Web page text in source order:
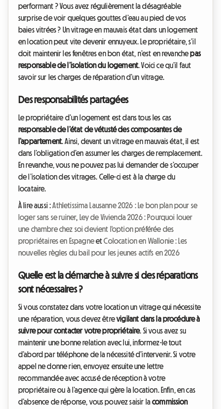
performant ? Vous avez régulièrement la désagréable
surprise de voir quelques gouttes d’eau au pied de vos
baies vitrées ? Un vitrage en mauvais état dans un logement
en location peut vite devenir ennuyeux. Le propriétaire, s’il
doit maintenir les fenêtres en bon état, n’est en revanchepas
responsable de l’isolation du logement. Voici ce qu’il faut
savoir sur les charges de réparation d’un vitrage.
Des responsabilités partagées
Le propriétaire d’un logement est dans tous les cas
responsable de l’état de vétusté des composantes de
l’appartement. Ainsi, devant un vitrage en mauvais état, il est
dans l’obligation d’en assumer les charges de remplacement.
En revanche, vous ne pouvez pas lui demander de s’occuper
de l’isolation des vitrages. Celle-ci est à la charge du
locataire.
À lire aussi :Athletissima Lausanne 2026 : Le bon plan pour se
loger sans se ruiner, Ley de Vivienda 2026 : Pourquoi louer
une chambre chez soi devient l'option préférée des
propriétaires en EspagneetColocation en Wallonie : Les
nouvelles règles du bail pour les jeunes actifs en 2026
Quelle est la démarche à suivre si des réparations
sont nécessaires ?
Si vous constatez dans votre location un vitrage qui nécessite
une réparation, vous devez êtrevigilant dans la procédure à
suivre pour contacter votre propriétaire. Si vous avez su
maintenir une bonne relation avec lui, informez-le tout
d’abord par téléphone de la nécessité d’intervenir. Si votre
appel ne donne rien, envoyez ensuite une lettre
recommandée avec accusé de réception à votre
propriétaire ou à l’agence qui gère la location. Enfin, en cas
d’absence de réponse, vous pouvez saisir lacommission